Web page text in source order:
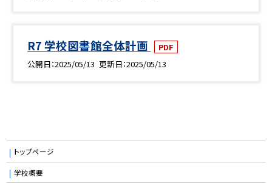
R7 学校図書館全体計画
PDF
公開日 2025/05/13 更新日 2025/05/13
トップページ
学校概要